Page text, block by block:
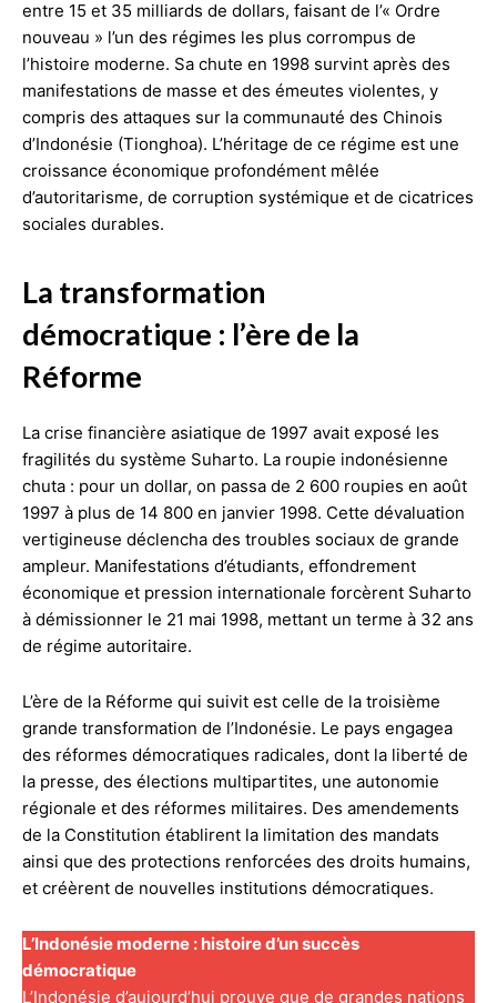
entre 15 et 35 milliards de dollars, faisant de l’« Ordre
nouveau » l’un des régimes les plus corrompus de
l’histoire moderne. Sa chute en 1998 survint après des
manifestations de masse et des émeutes violentes, y
compris des attaques sur la communauté des Chinois
d’Indonésie (Tionghoa). L’héritage de ce régime est une
croissance économique profondément mêlée
d’autoritarisme, de corruption systémique et de cicatrices
sociales durables.
La transformation
démocratique : l’ère de la
Réforme
La crise financière asiatique de 1997 avait exposé les
fragilités du système Suharto. La roupie indonésienne
chuta : pour un dollar, on passa de 2 600 roupies en août
1997 à plus de 14 800 en janvier 1998. Cette dévaluation
vertigineuse déclencha des troubles sociaux de grande
ampleur. Manifestations d’étudiants, effondrement
économique et pression internationale forcèrent Suharto
à démissionner le 21 mai 1998, mettant un terme à 32 ans
de régime autoritaire.
L’ère de la Réforme qui suivit est celle de la troisième
grande transformation de l’Indonésie. Le pays engagea
des réformes démocratiques radicales, dont la liberté de
la presse, des élections multipartites, une autonomie
régionale et des réformes militaires. Des amendements
de la Constitution établirent la limitation des mandats
ainsi que des protections renforcées des droits humains,
et créèrent de nouvelles institutions démocratiques.
L’Indonésie moderne : histoire d’un succès
démocratique
L’Indonésie d’aujourd’hui prouve que de grandes nations